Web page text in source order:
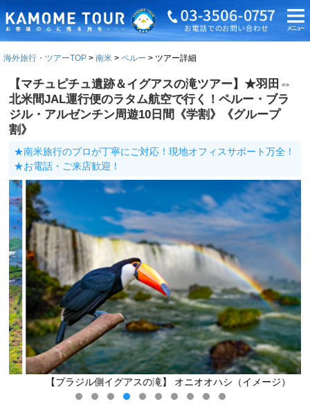
海外旅行・ツアーTOP 南米 ペルー ツアー詳細
【マチュピチュ遺跡＆イグアスの滝ツアー】★羽田⇔
北米間JAL運行便のラタム航空で行く！ペルー・ブラ
ジル・アルゼンチン周遊10日間《学割》《グループ
割》
★南米旅行のプロが丁寧にご対応！現地オフィスサポート万全！
★お電話・ご来店歓迎！
【ブラジル側イグアスの滝】 オニオオハシ（イメージ）